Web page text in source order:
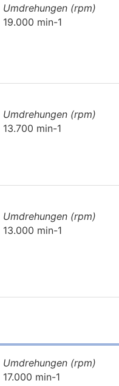
Umdrehungen (rpm)
19.000 min-1
Umdrehungen (rpm)
13.700 min-1
Umdrehungen (rpm)
13.000 min-1
Umdrehungen (rpm)
17.000 min-1